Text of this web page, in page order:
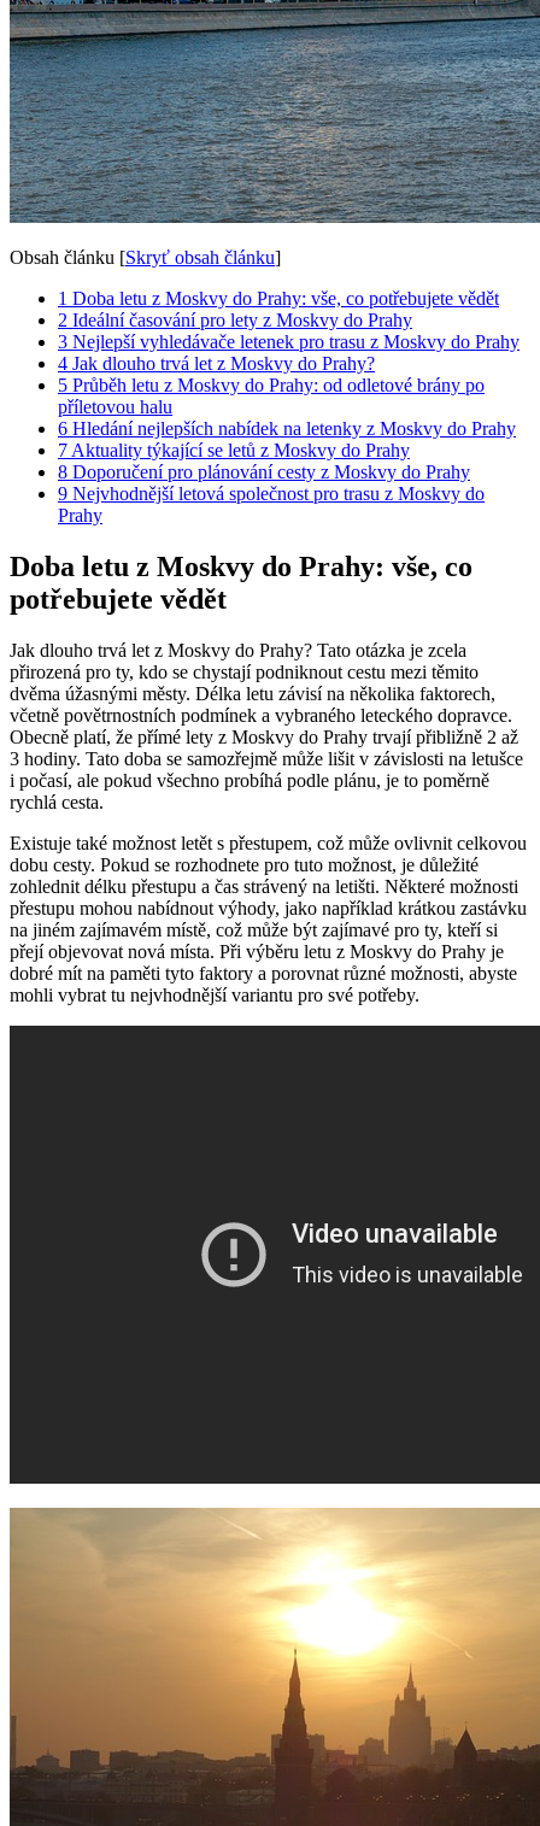
Obsah článku [Skryť obsah článku]
1 Doba letu z Moskvy do Prahy: vše, co potřebujete vědět
2 Ideální časování pro lety z Moskvy do Prahy
3 Nejlepší vyhledávače letenek pro trasu z Moskvy do Prahy
4 Jak dlouho trvá let z Moskvy do Prahy?
5 Průběh letu z Moskvy do Prahy: od odletové brány po
příletovou halu
6 Hledání nejlepších nabídek na letenky z Moskvy do Prahy
7 Aktuality týkající se letů z Moskvy do Prahy
8 Doporučení pro plánování cesty z Moskvy do Prahy
9 Nejvhodnější letová společnost pro trasu z Moskvy do
Prahy
Doba letu z Moskvy do Prahy: vše, co
potřebujete vědět
Jak dlouho trvá let z Moskvy do Prahy? Tato otázka je zcela
přirozená pro ty, kdo se chystají podniknout cestu mezi těmito
dvěma úžasnými městy. Délka letu závisí na několika faktorech,
včetně povětrnostních podmínek a vybraného leteckého dopravce.
Obecně platí, že přímé lety z Moskvy do Prahy trvají přibližně 2 až
3 hodiny. Tato doba se samozřejmě může lišit v závislosti na letušce
i počasí, ale pokud všechno probíhá podle plánu, je to poměrně
rychlá cesta.
Existuje také možnost letět s přestupem, což může ovlivnit celkovou
dobu cesty. Pokud se rozhodnete pro tuto možnost, je důležité
zohlednit délku přestupu a čas strávený na letišti. Některé možnosti
přestupu mohou nabídnout výhody, jako například krátkou zastávku
na jiném zajímavém místě, což může být zajímavé pro ty, kteří si
přejí objevovat nová místa. Při výběru letu z Moskvy do Prahy je
dobré mít na paměti tyto faktory a porovnat různé možnosti, abyste
mohli vybrat tu nejvhodnější variantu pro své potřeby.